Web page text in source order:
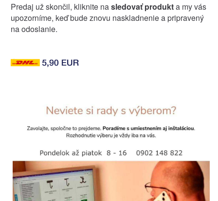
Predaj už skončil, kliknite nasledovať produkta my vás
upozorníme, keď bude znovu naskladnenie a pripravený
na odoslanie.